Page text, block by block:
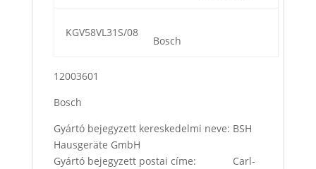
KGV58VL31S/08
Bosch
12003601
Bosch
Gyártó bejegyzett kereskedelmi neve: BSH
Hausgeräte GmbH
Gyártó bejegyzett postai címe: Carl-